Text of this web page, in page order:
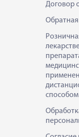
Договор
Обратная
способом